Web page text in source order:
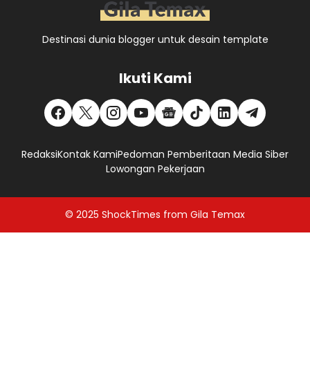
Destinasi dunia blogger untuk desain template
Ikuti Kami
RedaksiKontak KamiPedoman Pemberitaan Media Siber
Lowongan Pekerjaan
© 2025 ShockTimes from Gila Temax